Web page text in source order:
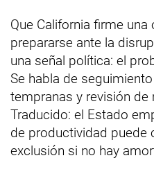
Que California firme
prepararse ante la
una señal política: el
Se habla de
tempranas y revisión
Traducido: el Estado
de productividad puede
exclusión si no hay